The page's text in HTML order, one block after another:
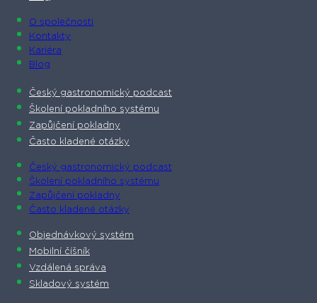
O společnosti​
Kontakty
Kariéra
Blog
Český gastronomický podcast​
Školení pokladního systému
Zapůjčení pokladny
Často kladené otázky
Český gastronomický podcast​
Školení pokladního systému
Zapůjčení pokladny
Často kladené otázky
Objednávkový systém
Mobilní číšník
Vzdálená správa
Skladový systém